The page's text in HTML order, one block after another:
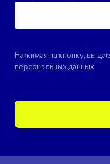
Нажимая на кнопку, вы
персональных данных